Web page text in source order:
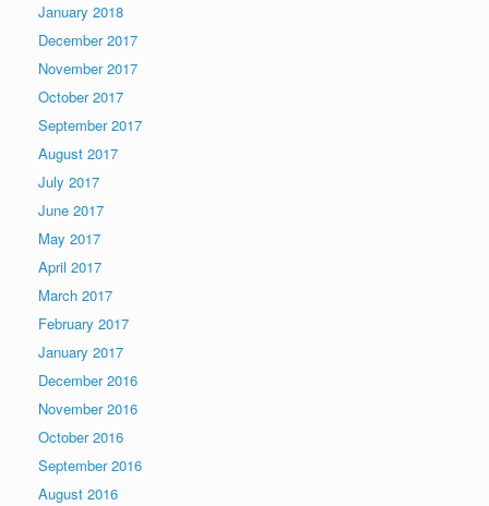
January 2018
December 2017
November 2017
October 2017
September 2017
August 2017
July 2017
June 2017
May 2017
April 2017
March 2017
February 2017
January 2017
December 2016
November 2016
October 2016
September 2016
August 2016